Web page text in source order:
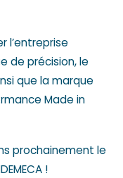
l’entreprise
de précision,le
que la marque
Made in
prochainement le
!